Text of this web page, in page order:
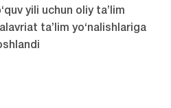
yili uchun oliy ta’lim
ta’lim yo‘nalishlariga